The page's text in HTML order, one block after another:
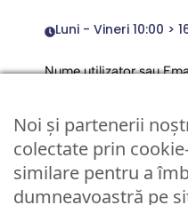
Luni - Vineri 10:00 >
Nume utilizator sau
Parola
Noi și partenerii
colectate prin
similare pentru a
dumneavoastră pe